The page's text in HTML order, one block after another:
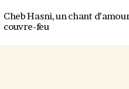
Cheb Hasni, un chant
couvre-feu